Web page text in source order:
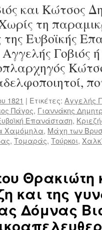
και Κώτσος
τη
της Ευβοϊκής
Γοβιός
1821 | Ετικέτες: Αγγελής
Πάγος, Γιαννάκης
Επανάσταση,
Χαμόμηλα, Μάχη των
, Τομαράς, Τούρκοι,
Θρακιώτη
και της
Δόμνας